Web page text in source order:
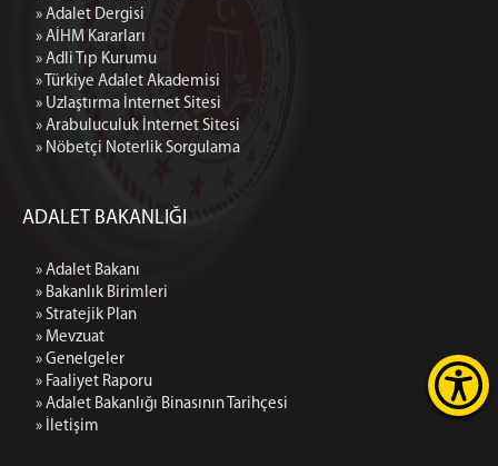
» Adalet Dergisi
» AİHM Kararları
» Adli Tıp Kurumu
» Türkiye Adalet Akademisi
» Uzlaştırma İnternet Sitesi
» Arabuluculuk İnternet Sitesi
» Nöbetçi Noterlik Sorgulama
ADALET BAKANLIĞI
» Adalet Bakanı
» Bakanlık Birimleri
» Stratejik Plan
» Mevzuat
» Genelgeler
» Faaliyet Raporu
» Adalet Bakanlığı Binasının Tarihçesi
» İletişim